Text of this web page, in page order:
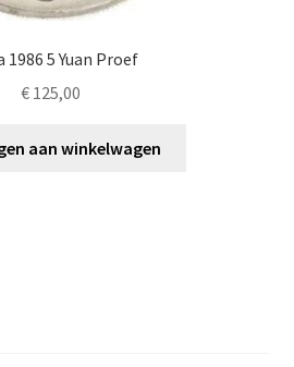
1986 5 Yuan Proef
€125,00
aan winkelwagen